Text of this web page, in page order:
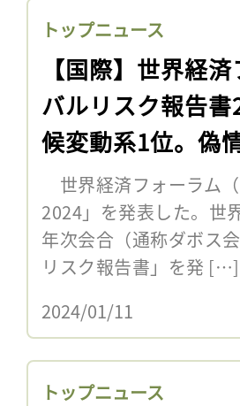
トップニュース
【国際】世界経
バルリスク報告
候変動系1位。偽
世界経済フォーラム
2024」を発表した。世
年次会合（通称ダボス
リスク報告書」を発 […]
2024/01/11
トップニュース